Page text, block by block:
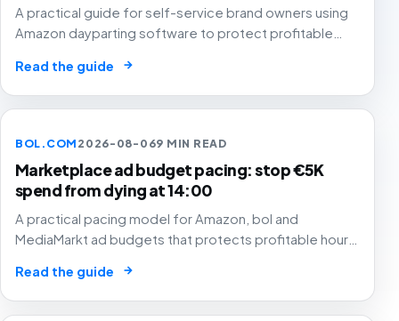
A practical guide for self-service brand owners using
Amazon dayparting software to protect profitable
simply cutting low-converting time slots.
Read the guide →
BOL.COM2026-08-069 MIN READ
Marketplace ad budget pacing: stop €5K
spend from dying at 14:00
A practical pacing model for Amazon, bol and
MediaMarkt ad budgets that protects profitable hours,
smoothly.
Read the guide →